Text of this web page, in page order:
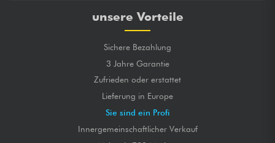
unsere Vorteile
Sichere Bezahlung
3 Jahre Garantie
Zufrieden oder erstattet
Lieferung in Europe
Sie sind ein Profi
Innergemeinschaftlicher Verkauf